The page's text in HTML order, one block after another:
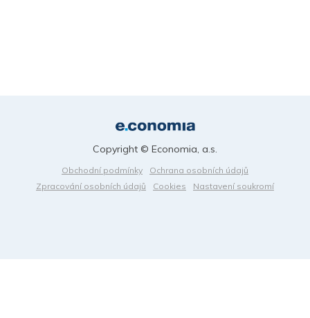
Obchodní podmínky
Ochrana osobních údajů
Zpracování osobních údajů
Cookies Nastavení soukromí
Copyright © Economia, a.s.